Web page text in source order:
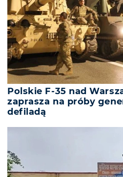
Polskie F-35 nad
zaprasza na próby
defiladą